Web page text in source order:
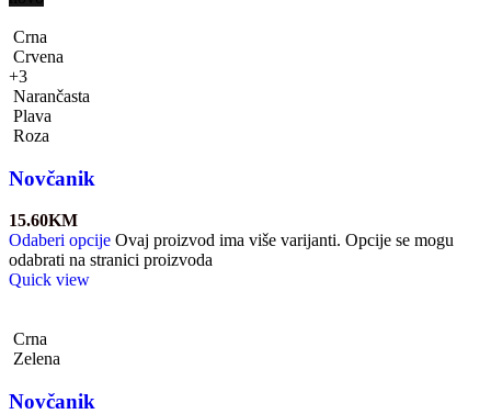
Crna
Crvena
+3
Narančasta
Plava
Roza
Novčanik
15.60KM
Odaberi opcije Ovaj proizvod ima više varijanti. Opcije se mogu
odabrati na stranici proizvoda
Quick view
Crna
Zelena
Novčanik